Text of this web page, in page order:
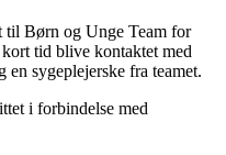
til Børn og Unge Team for
tid blive kontaktet med
en sygeplejerske fra teamet.
i forbindelse med